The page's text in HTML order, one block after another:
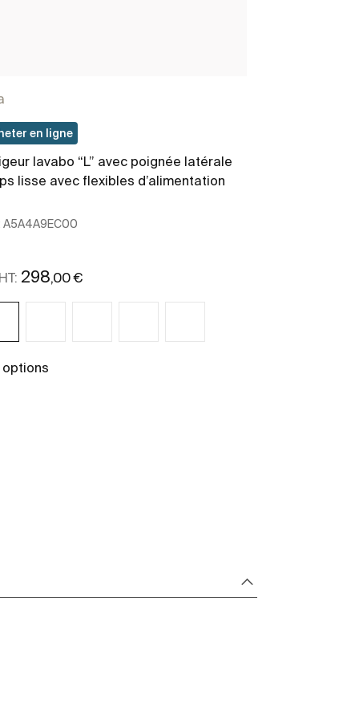
en ligne
lavabo “L” avec poignée latérale
lisse avec flexibles d’alimentation
A5A4A9EC00
298,00 €
options